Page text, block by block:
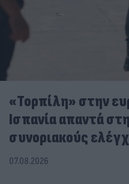
«Τορπίλη» στην
Ισπανία απαντά
συνοριακούς
07.08.2026